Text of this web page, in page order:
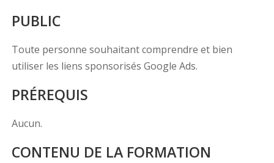
PUBLIC
Toute personne souhaitant comprendre et bien
utiliser les liens sponsorisés Google Ads.
PRÉREQUIS
Aucun.
CONTENU DE LA FORMATION